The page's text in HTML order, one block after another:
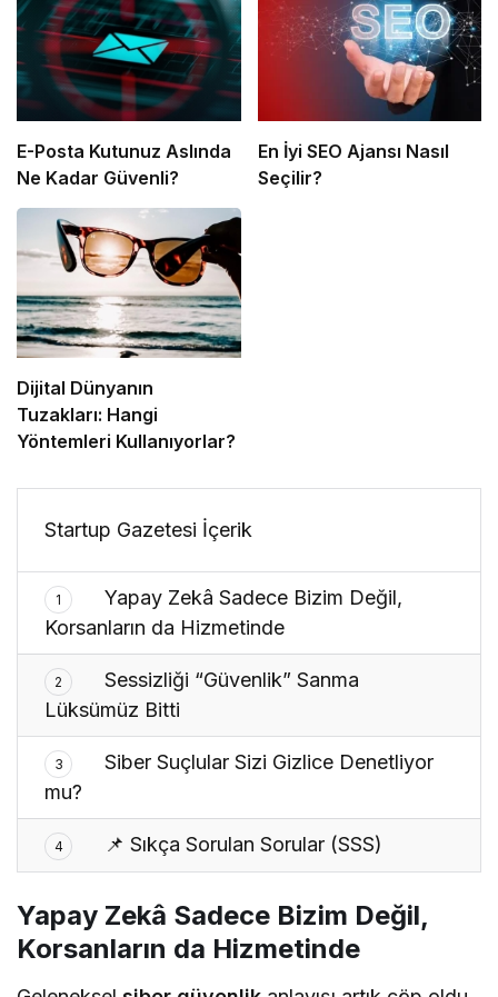
E-Posta Kutunuz Aslında
Ne Kadar Güvenli?
En İyi SEO Ajansı Nasıl
Seçilir?
Dijital Dünyanın
Tuzakları: Hangi
Yöntemleri Kullanıyorlar?
Startup Gazetesi İçerik
1
Yapay Zekâ Sadece Bizim Değil,
Korsanların da Hizmetinde
2
Sessizliği “Güvenlik” Sanma
Lüksümüz Bitti
3
Siber Suçlular Sizi Gizlice Denetliyor
mu?
4 📌 Sıkça Sorulan Sorular (SSS)
Yapay Zekâ Sadece Bizim Değil,
Korsanların da Hizmetinde